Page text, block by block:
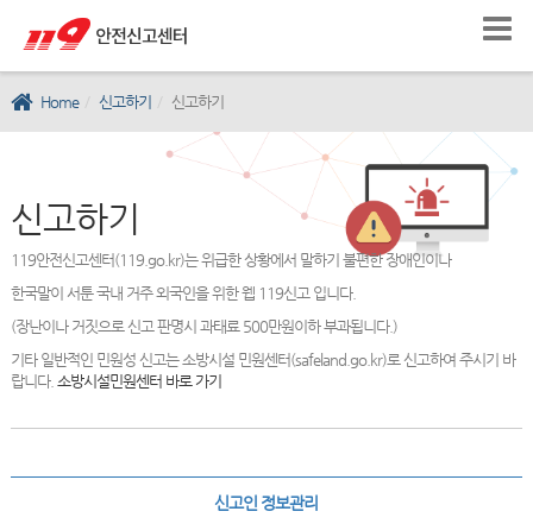
Home 신고하기 신고하기
신고하기
119안전신고센터(119.go.kr)는 위급한 상황에서 말하기 불편한 장애인이나
한국말이 서툰 국내 거주 외국인을 위한 웹 119신고 입니다.
(장난이나 거짓으로 신고 판명시 과태료 500만원이하 부과됩니다.)
기타 일반적인 민원성 신고는 소방시설 민원센터(safeland.go.kr)로 신고하여 주시기 바
랍니다. 소방시설민원센터 바로 가기
신고인 정보관리